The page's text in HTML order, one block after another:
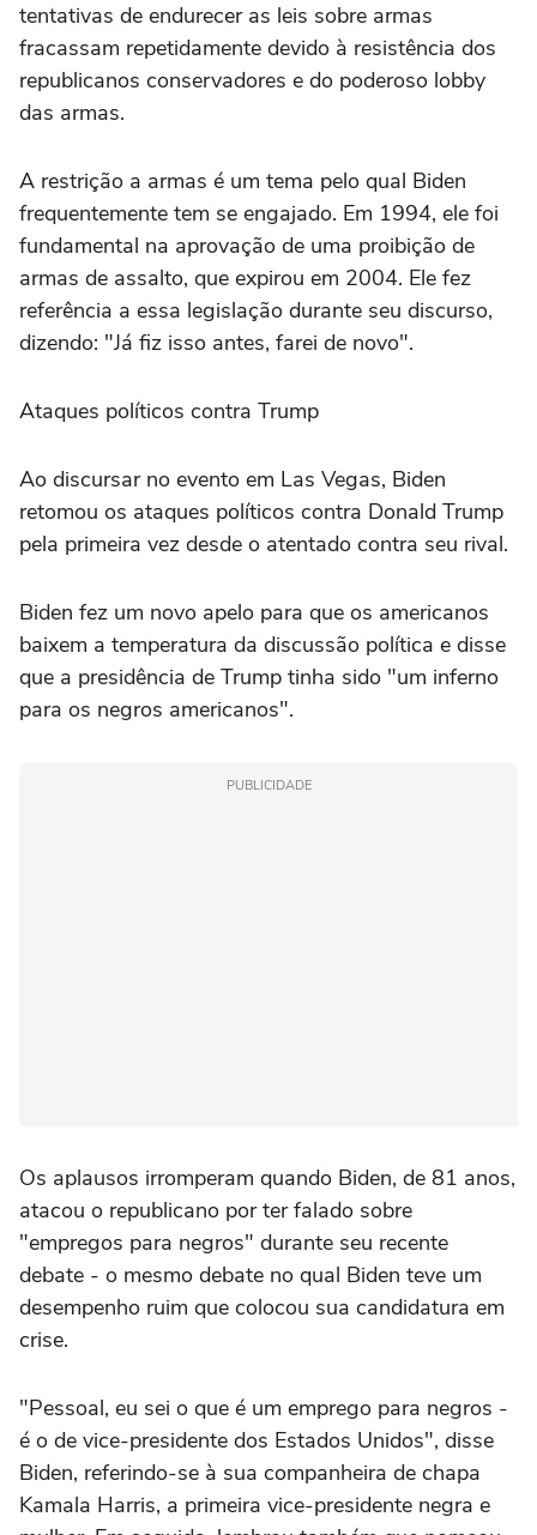
tentativas de endurecer as leis sobre armas
fracassam repetidamente devido à resistência dos
republicanos conservadores e do poderoso lobby
das armas.
A restrição a armas é um tema pelo qual Biden
frequentemente tem se engajado. Em 1994, ele foi
fundamental na aprovação de uma proibição de
armas de assalto, que expirou em 2004. Ele fez
referência a essa legislação durante seu discurso,
dizendo: "Já fiz isso antes, farei de novo".
Ataques políticos contra Trump
Ao discursar no evento em Las Vegas, Biden
retomou os ataques políticos contra Donald Trump
pela primeira vez desde o atentado contra seu rival.
Biden fez um novo apelo para que os americanos
baixem a temperatura da discussão política e disse
que a presidência de Trump tinha sido "um inferno
para os negros americanos".
PUBLICIDADE
Os aplausos irromperam quando Biden, de 81 anos,
atacou o republicano por ter falado sobre
"empregos para negros" durante seu recente
debate - o mesmo debate no qual Biden teve um
desempenho ruim que colocou sua candidatura em
crise.
"Pessoal, eu sei o que é um emprego para negros -
é o de vice-presidente dos Estados Unidos", disse
Biden, referindo-se à sua companheira de chapa
Kamala Harris, a primeira vice-presidente negra e